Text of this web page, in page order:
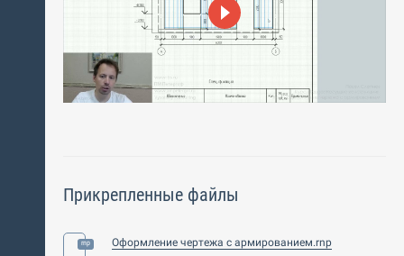
Прикрепленные файлы
Оформление чертежа с армированием.rnp